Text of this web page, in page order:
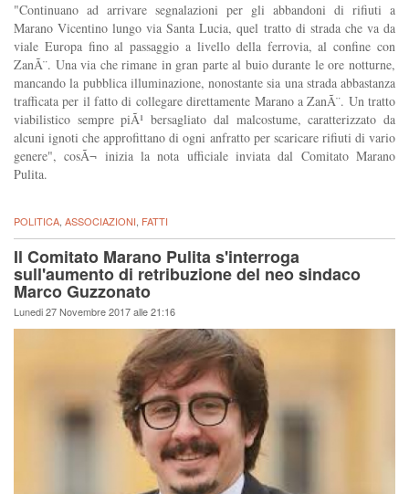
"Continuano ad arrivare segnalazioni per gli abbandoni di rifiuti a
Marano Vicentino lungo via Santa Lucia, quel tratto di strada che va da
viale Europa fino al passaggio a livello della ferrovia, al confine con
ZanÃ¨. Una via che rimane in gran parte al buio durante le ore notturne,
mancando la pubblica illuminazione, nonostante sia una strada abbastanza
trafficata per il fatto di collegare direttamente Marano a ZanÃ¨. Un tratto
viabilistico sempre piÃ¹ bersagliato dal malcostume, caratterizzato da
alcuni ignoti che approfittano di ogni anfratto per scaricare rifiuti di vario
genere", cosÃ¬ inizia la nota ufficiale inviata dal Comitato Marano
Pulita.
POLITICA ASSOCIAZIONI FATTI
Il Comitato Marano Pulita s'interroga
sull'aumento di retribuzione del neo sindaco
Marco Guzzonato
Lunedi 27 Novembre 2017 alle 21:16